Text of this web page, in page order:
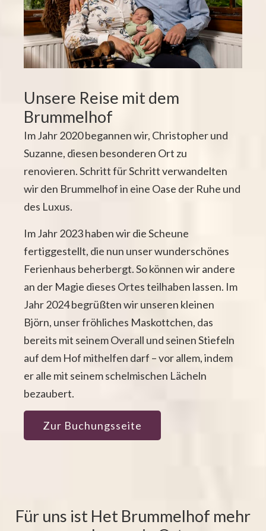
Unsere Reise mit dem
Brummelhof
Im Jahr 2020 begannen wir, Christopher und
Suzanne, diesen besonderen Ort zu
renovieren. Schritt für Schritt verwandelten
wir den Brummelhof in eine Oase der Ruhe und
des Luxus.
Im Jahr 2023 haben wir die Scheune
fertiggestellt, die nun unser wunderschönes
Ferienhaus beherbergt. So können wir andere
an der Magie dieses Ortes teilhaben lassen. Im
Jahr 2024 begrüßten wir unseren kleinen
Björn, unser fröhliches Maskottchen, das
bereits mit seinem Overall und seinen Stiefeln
auf dem Hof mithelfen darf – vor allem, indem
er alle mit seinem schelmischen Lächeln
bezaubert.
Zur Buchungsseite
Für uns ist Het Brummelhof mehr